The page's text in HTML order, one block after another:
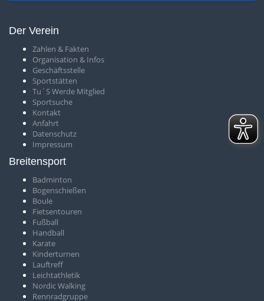
Der Verein
Zahlen & Fakten
Organisation & Infos
Geschäftsstelle
Sportstätten
Tu´S Werde Mitglied
Sportsuche
Kontakt
Anfahrt
Datenschutz
Impressum
Breitensport
Badminton
Bogenschießen
Boule
Fietsentouren
Fußball
Handball
Karate
Kinderturnen
Lauftreff
Leichtathletik
Nordic Walking
Rennradgruppe